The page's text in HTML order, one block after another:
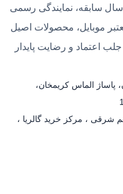
شرکت سفیران همراه با بیش از ۲۵ سال سابقه، نمایندگی رسمی
موبایل، محصولات اصیل
اعتماد و رضایت پایدار
پاساژ الماس کریمخان،
شرقی ، مرکز خرید گالریا ،